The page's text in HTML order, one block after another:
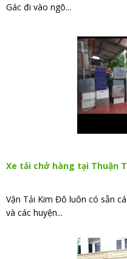
Gác đi vào ngõ...
Xe tải chở hàng tại Thuận
Vận Tải Kim Đô luôn có sẵn
và các huyện...